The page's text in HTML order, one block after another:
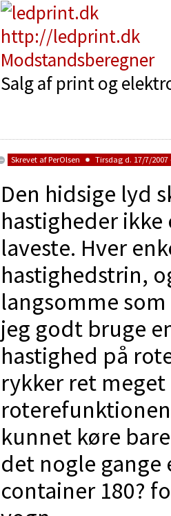
http://ledprint.dk
Modstandsberegner
Salg af print og
Skrevet afPerOlsen Tirsdag d. 17/7/2007
Den hidsige lyd
hastigheder
laveste. Hver
hastighedstrin,
langsomme
jeg godt bruge
hastighed på
rykker ret meget
kunnet køre
det nogle
container 180?